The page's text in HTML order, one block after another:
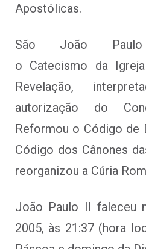
Apostólicas.
São João
o Catecismo da
Revelação,
autorização do
Reformou o Código de
Código dos Cânones
reorganizou a Cúria
João Paulo II faleceu
2005, às 21:37 (hora